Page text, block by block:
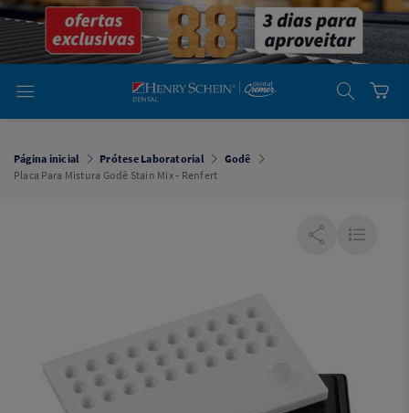
emDental
Cremer -
Henry Schein
Laboratório
Laboratório
Cremer -
Henry Schein
Software
Odontológico
Página inicial Prótese Laboratorial
Godê
Placa Para Mistura Godê Stain Mix - Renfert